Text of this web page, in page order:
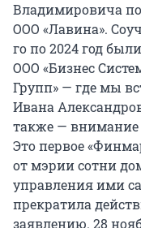
Владимировича
ООО «Лавина».
го по 2024 год
ООО «Бизнес
Групп» — где мы
Ивана
также —
Это первое
от мэрии сотни
управления ими
прекратила
заявлению. 28